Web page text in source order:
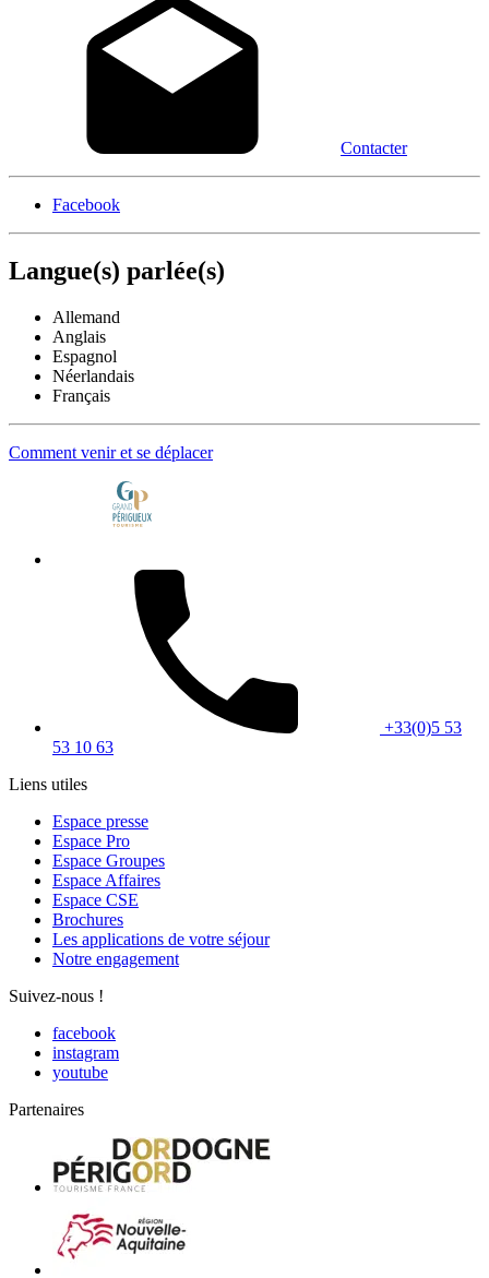
Contacter
Facebook
Langue(s) parlée(s)
Allemand
Anglais
Espagnol
Néerlandais
Français
Comment venir et se déplacer
+33(0)5 53
53 10 63
Liens utiles
Espace presse
Espace Pro
Espace Groupes
Espace Affaires
Espace CSE
Brochures
Les applications de votre séjour
Notre engagement
Suivez-nous !
facebook
instagram
youtube
Partenaires